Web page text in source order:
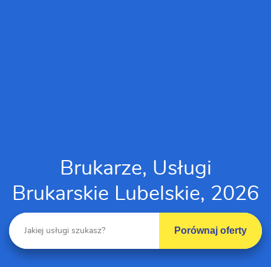
Brukarze, Usługi
Brukarskie Lubelskie, 2026
Porównaj oferty